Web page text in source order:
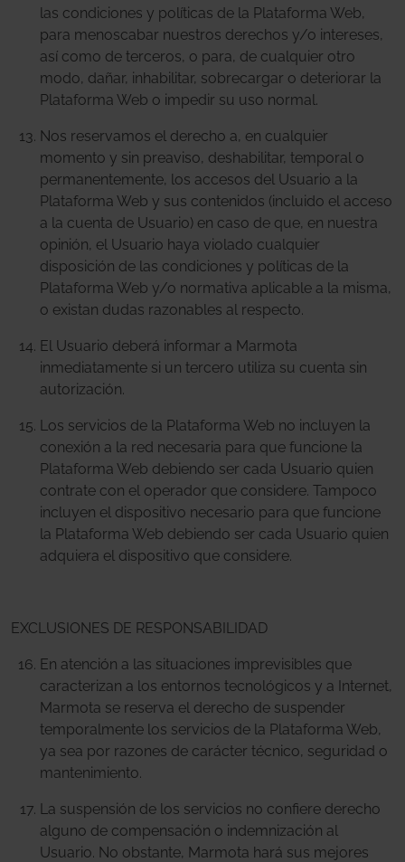
las condiciones y políticas de la Plataforma Web,
para menoscabar nuestros derechos y/o intereses,
así como de terceros, o para, de cualquier otro
modo, dañar, inhabilitar, sobrecargar o deteriorar la
Plataforma Web o impedir su uso normal.
Nos reservamos el derecho a, en cualquier
momento y sin preaviso, deshabilitar, temporal o
permanentemente, los accesos del Usuario a la
Plataforma Web y sus contenidos (incluido el acceso
a la cuenta de Usuario) en caso de que, en nuestra
opinión, el Usuario haya violado cualquier
disposición de las condiciones y políticas de la
Plataforma Web y/o normativa aplicable a la misma,
o existan dudas razonables al respecto.
El Usuario deberá informar a Marmota
inmediatamente si un tercero utiliza su cuenta sin
autorización.
Los servicios de la Plataforma Web no incluyen la
conexión a la red necesaria para que funcione la
Plataforma Web debiendo ser cada Usuario quien
contrate con el operador que considere. Tampoco
incluyen el dispositivo necesario para que funcione
la Plataforma Web debiendo ser cada Usuario quien
adquiera el dispositivo que considere.
EXCLUSIONES DE RESPONSABILIDAD
En atención a las situaciones imprevisibles que
caracterizan a los entornos tecnológicos y a Internet,
Marmota se reserva el derecho de suspender
temporalmente los servicios de la Plataforma Web,
ya sea por razones de carácter técnico, seguridad o
mantenimiento.
La suspensión de los servicios no confiere derecho
alguno de compensación o indemnización al
Usuario. No obstante, Marmota hará sus mejores